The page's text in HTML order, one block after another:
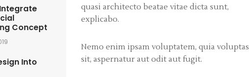
Concept
Into
quasi architecto beatae vitae dicta sunt,
explicabo.
Nemo enim ipsam voluptatem, quia voluptas
sit, aspernatur aut odit aut fugit.